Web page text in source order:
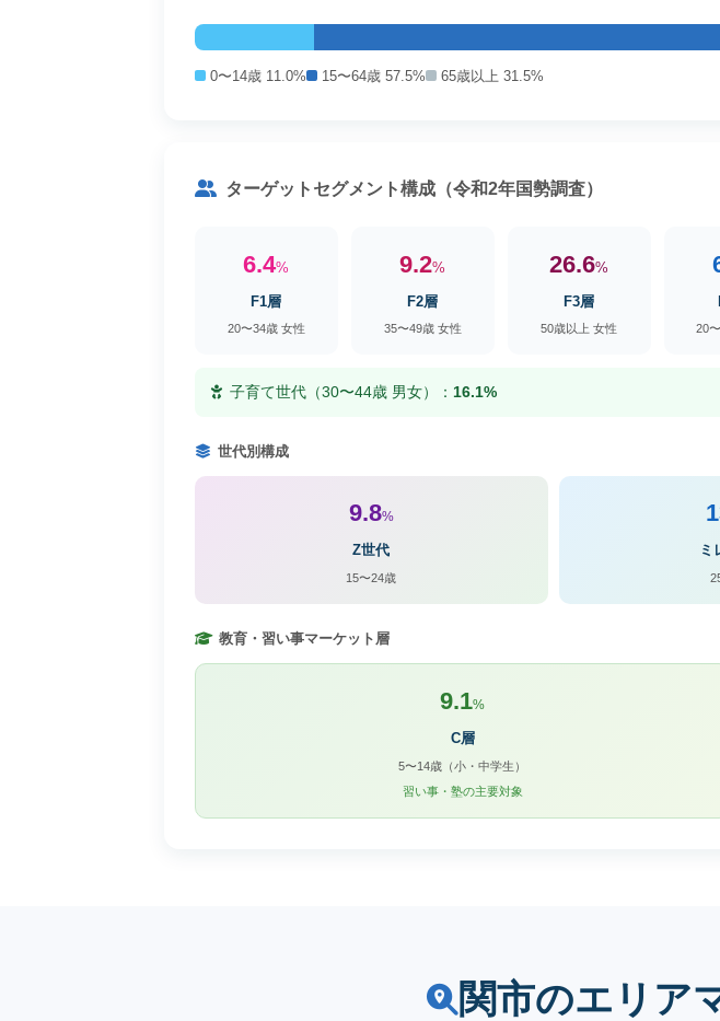
0〜14歳 11.0% 15〜64歳 57.5% 65歳以上 31.5%
ターゲットセグメント構成（令和2年国勢調査）
6.4%
F1層
20〜34歳 女性
9.2%
F2層
35〜49歳 女性
26.6%
F3層
50歳以上 女性 20
子育て世代（30〜44歳 男女）： 16.1%
世代別構成
9.8%
Z世代
15〜24歳
ミ
教育・習い事マーケット層
9.1%
C層
5〜14歳（小・中学生）
習い事・塾の主要対象
関市のエリア